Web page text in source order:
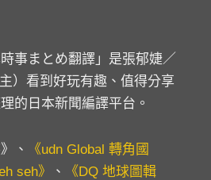
事まとめ翻譯」是張郁婕／
）看到好玩有趣、值得分享
的日本新聞編譯平台。
、
《udn Global 轉角國
seh》 、
《DQ 地球圖輯